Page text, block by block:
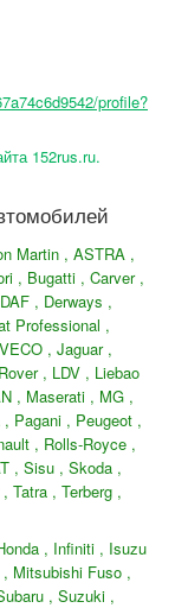
profile?
152rus.ru.
Martin , ASTRA ,
, Bugatti , Carver ,
, Derways ,
Professional ,
, Jaguar ,
, LDV , Liebao
, Maserati , MG ,
Pagani , Peugeot ,
, Rolls-Royce ,
, Sisu , Skoda ,
Tatra , Terberg ,
, Infiniti , Isuzu
Mitsubishi Fuso ,
, Suzuki ,